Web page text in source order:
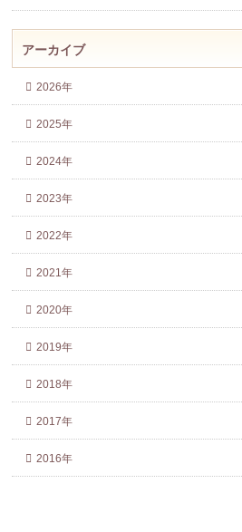
アーカイブ
2026年
2025年
2024年
2023年
2022年
2021年
2020年
2019年
2018年
2017年
2016年